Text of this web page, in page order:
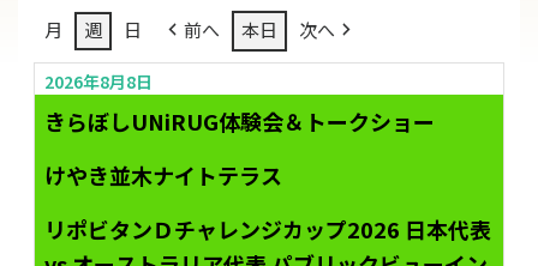
月 週 日 前へ 本日 次へ
2026年8月8日
きらぼしUNiRUG体験会＆トークショー
けやき並木ナイトテラス
リポビタンＤチャレンジカップ2026 日本代表